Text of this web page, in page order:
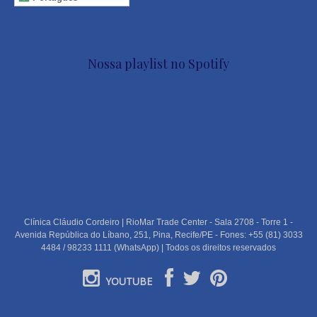
Nossa playlist no Spotify
Clínica Cláudio Cordeiro | RioMar Trade Center - Sala 2708 - Torre 1 -
Avenida República do Líbano, 251, Pina, Recife/PE - Fones: +55 (81) 3033
4484 / 98233 1111 (WhatsApp) | Todos os direitos reservados
YOUTUBE